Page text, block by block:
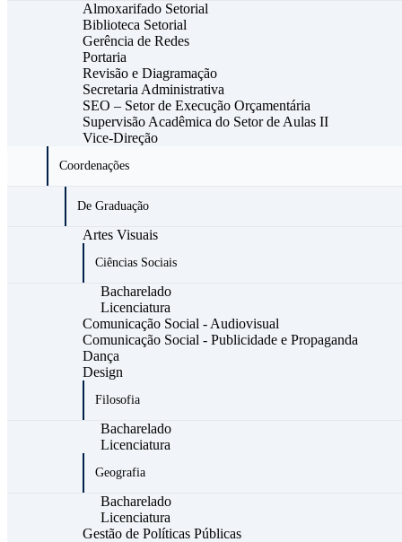
Almoxarifado Setorial
Biblioteca Setorial
Gerência de Redes
Portaria
Revisão e Diagramação
Secretaria Administrativa
SEO – Setor de Execução Orçamentária
Supervisão Acadêmica do Setor de Aulas II
Vice-Direção
Coordenações
De Graduação
Artes Visuais
Ciências Sociais
Bacharelado
Licenciatura
Comunicação Social - Audiovisual
Comunicação Social - Publicidade e Propaganda
Dança
Design
Filosofia
Bacharelado
Licenciatura
Geografia
Bacharelado
Licenciatura
Gestão de Políticas Públicas